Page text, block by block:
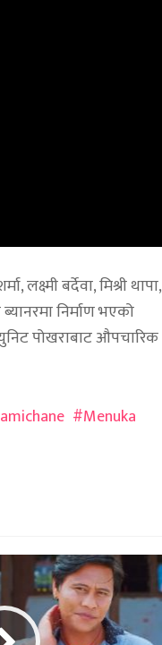
बर्देवा, मिश्री थापा,
निर्माण भएको
पोखराबाट औपचारिक
Menuka